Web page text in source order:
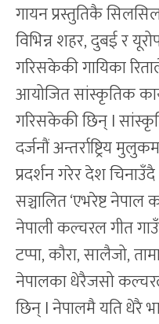
गायन प्रस्तुतिकै
विभिन्न शहर, दुबई र
गरिसकेकी गायिका
आयोजित सांस्कृतिक
गरिसकेकी छिन् l
दर्जनौं अन्तर्राष्ट्रिय
प्रदर्शन गरेर देश चिनाउँदै
सञ्चालित ‘एभरेष्ट
नेपाली कल्चरल गीत
टप्पा, कौरा, सालैजो,
नेपालका धेरैजसो
छिन् l नेपालमै यति धेरै